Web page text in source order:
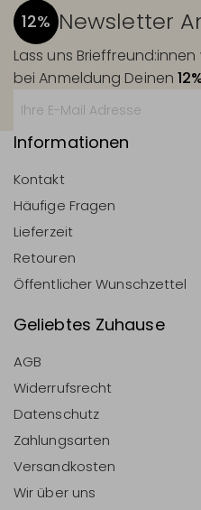
12% Newsletter
Lass uns
bei Anmeldung Deinen
Informationen
Kontakt
Häufige Fragen
Lieferzeit
Retouren
Öffentlicher Wunschzettel
Geliebtes Zuhause
AGB
Widerrufsrecht
Datenschutz
Zahlungsarten
Versandkosten
Wir über uns